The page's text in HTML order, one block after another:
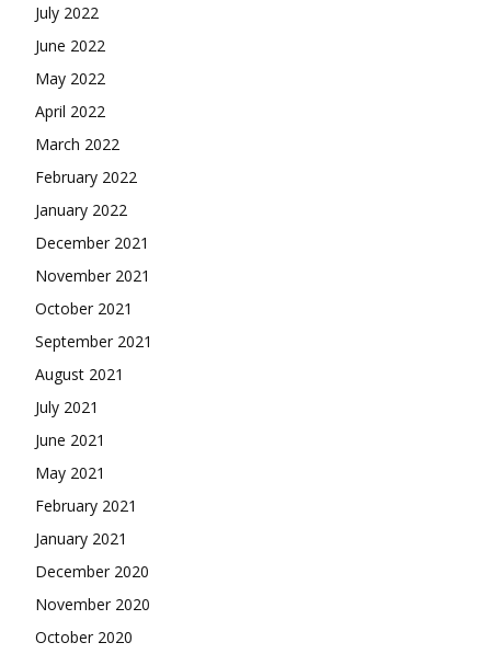
July 2022
June 2022
May 2022
April 2022
March 2022
February 2022
January 2022
December 2021
November 2021
October 2021
September 2021
August 2021
July 2021
June 2021
May 2021
February 2021
January 2021
December 2020
November 2020
October 2020